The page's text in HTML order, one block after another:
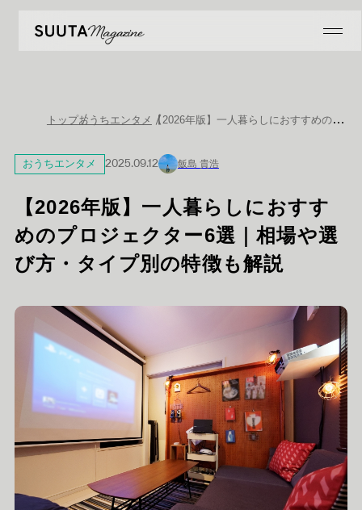
トップおうちエンタメ 【2026年版】一人暮らしにおすすめのプロジェクター6選｜相場や選び方・タイプ別の特徴も解説
おうちエンタメ 2025.09.12 飯島 貴浩
【2026年版】一人暮らしにおすす
めのプロジェクター6選｜相場や選
び方・タイプ別の特徴も解説